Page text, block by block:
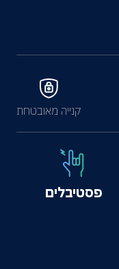
פסטיבלים
קנייה מאובטחת